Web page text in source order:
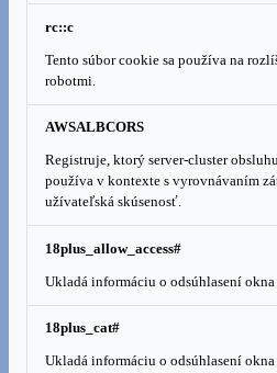
rc::c
Tento súbor cookie sa používa na
robotmi.
AWSALBCORS
Registruje, ktorý server-cluster
používa v kontexte s vyrovnávaním
užívateľská skúsenosť.
18plus_allow_access#
Ukladá informáciu o odsúhlasení okna
18plus_cat#
Ukladá informáciu o odsúhlasení